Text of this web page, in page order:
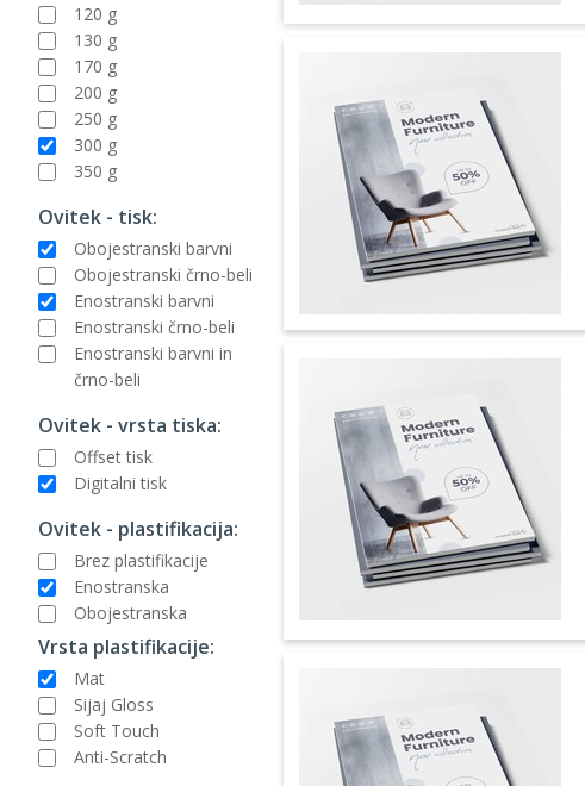
120 g
130 g
170 g
200 g
250 g
300 g
350 g
Ovitek - tisk:
Obojestranski barvni
Obojestranski črno-beli
Enostranski barvni
Enostranski črno-beli
Enostranski barvni in
črno-beli
Ovitek - vrsta tiska:
Offset tisk
Digitalni tisk
Ovitek - plastifikacija:
Brez plastifikacije
Enostranska
Obojestranska
Vrsta plastifikacije:
Mat
Sijaj Gloss
Soft Touch
Anti-Scratch